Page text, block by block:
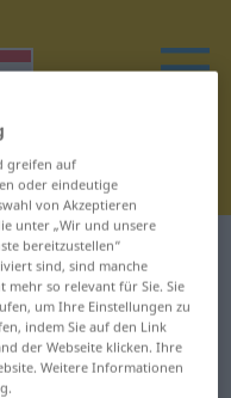
Ä
die mit Ä
greifen auf
oder eindeutige
von Akzeptieren
unter „Wir und unsere
bereitzustellen“
sind, sind manche
mehr so relevant für Sie. Sie
um Ihre Einstellungen zu
indem Sie auf den Link
der Webseite klicken. Ihre
Weitere Informationen